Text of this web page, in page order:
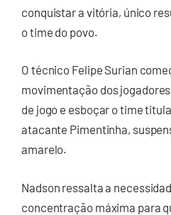
conquistar a vitória, único
o time do povo.
O técnico Felipe Surian
movimentação dos
de jogo e esboçar o time
atacante Pimentinha,
amarelo.
Nadson ressalta a
concentração máxima para